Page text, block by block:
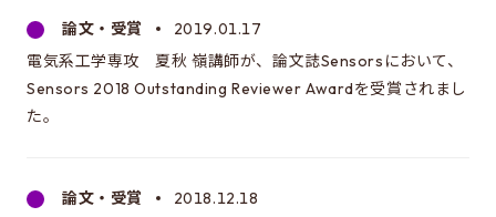
論文・受賞
2019.01.17
電気系工学専攻 夏秋 嶺講師が、論文誌Sensorsにおいて、
Sensors 2018 Outstanding Reviewer Awardを受賞されまし
た。
論文・受賞
2018.12.18